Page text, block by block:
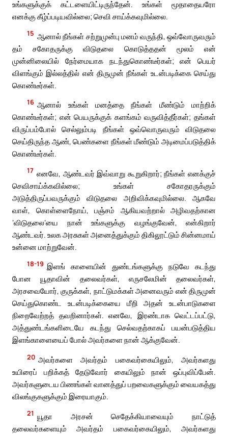
உங்களுக்குக் கட்டளையிட்டிருந்தேன். உங்கள் மூதாதையரோ
எனக்கு கீழ்ப்படியவில்லை; செவி சாய்க்கவுமில்லை.
15 ஆனால் நீங்கள் சற்றுமுன்பு மனம் வருந்தி, ஒவ்வோருவரும்
தம் சகோதருக்கு விடுதலை கொடுத்ததன் மூலம் என்
முன்னிலையில் நேர்மையாக நடந்துகொண்டீர்கள்; என் பெயர்
விளங்கும் இல்லத்தில் என் திருமுன் நீங்கள் உடன்படிக்கை செய்து
கொண்டீர்கள்.
16 ஆனால் உங்கள் மனத்தை நீங்கள் மீண்டும் மாற்றிக்
கொண்டீர்கள்; என் பெயருக்குக் களங்கம் வருவித்தீர்கள்; தங்கள்
விருப்பம்போல் செல்லும்படி நீங்கள் ஒவ்வொருவரும் விடுதலை
செய்திருந்த ஆண், பெண்களை நீங்கள் மீண்டும் அடிமைப்படுத்திக்
கொண்டீர்கள்.
17 எனவே, ஆண்டவர் இவ்வாறு கூறுகிறார்; நீங்கள் எனக்குச்
செவிசாய்க்கவில்லை; உங்கள் சகோதரருக்கும்
அடுத்திருப்பவருக்கும் விடுதலை அறிவிக்கவுமில்லை. ஆகவே
வாள், கொள்ளைநோய், பஞ்சம் ஆகியவற்றால் அழிவதற்கான
‘விடுதலை’யை நான் உங்களுக்கு வழங்குவேன், என்கிறார்
ஆண்டவர். உலக அரசுகள் அனைத்துக்கும் திகிலூட்டும் சின்னமாய்
உன்னை மாற்றுவேன்.
18-19 இளங் காளையின் துண்டங்களுக்கு நடுவே கடந்து
போன யூதாவின் தலைவர்கள், எருசலேமின் தலைவர்கள்,
அரசவையோர், குருக்கள், நாட்டுமக்கள் அனைவரும் என் திருமுன்
செய்துகொண்ட உடன்படிக்கையை மீறி அதன் உடன்பாடுகளை
நிறைவேற்றத் தவறினார்கள். எனவே, இரண்டாக வெட்டப்பட்டு,
அத்துண்டங்களிடையே கடந்து செல்வதற்காகப் பயன்படுத்திய
இளங்காளையைப் போல் அவர்களை நான் ஆக்குவேன்.
20 அவர்களை அவர்தம் பகைவர்கையிலும், அவர்களது
உயிரைப் பறிக்கத் தேடுவோர் கையிலும் நான் ஒப்புவிப்பேன்.
அவர்களுடைய பிணங்கள் வானத்துப் பறவைகளுக்கும் வையகத்து
விலங்குகளுக்கும் இரையாகும்.
21 யூதா அரசன் செதேக்கியாவையும் நாட்டுத்
தலைவர்களையும் அவர்தம் பகைவர்கையிலும், அவர்களது